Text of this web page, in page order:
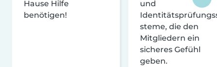
Hause Hilfe
benötigen!
und
steme, die den
Mitgliedern ein
sicheres Gefühl
geben.